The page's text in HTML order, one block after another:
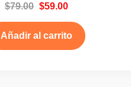
$79.00 $59.00
Añadir al carrito